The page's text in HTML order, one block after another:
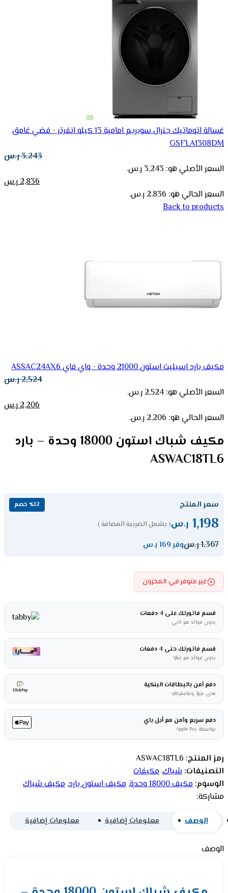
غسالة اتوماتيك جنرال سوبريم امامية 13 كيلو انفرتر - فضي غامق
GSFLA1308DM
3,243ر.س
السعر الأصلي هو: 3,243 ر.س.
2,836ر.س
السعر الحالي هو: 2,836 ر.س.
Back to products
مكيف بارد اسبليت استون 21000 وحدة - واي فاي ASSAC24AX6
2,524ر.س
السعر الأصلي هو: 2,524 ر.س.
2,206ر.س
السعر الحالي هو: 2,206 ر.س.
مكيف شباك استون 18000 وحدة – بارد
ASWAC18TL6
سعر المنتج ٪12 خصم
1,198 ر.س( يشمل الضريبة المضافة )
1,367ر.سوفر 169 ر.س
غير متوفر في المخزون
قسم فاتورتك على 4 دفعات
بدون فوائد مع تابي
قسم فاتورتك حتى 4 دفعات
بدون فوائد مع تمارا
دفع آمن بالبطاقات البنكية
مدى، فيزا، وماستركارد
دفع سريع وآمن مع أبل باي
بواسطة Apple Pay
رمز المنتج: ASWAC18TL6
التصنيفات: شباك, مكيفات
الوسوم: مكيف 18000 وحدة , مكيف استون بارد, مكيف شباك
مشاركة:
الوصف معلومات إضافية معلومات إضافية
الوصف